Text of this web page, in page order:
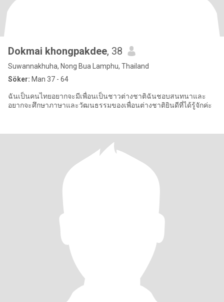
Dokmai khongpakdee, 38
Suwannakhuha, Nong Bua Lamphu, Thailand
Söker: Man 37 - 64
ฉันเป็นคนไทยอยากจะมีเพื่อนเป็นชาวต่างชาติฉันชอบสนทนาและ
อยากจะศึกษาภาษาและวัฒนธรรมของเพื่อนต่างชาติยินดีที่ได้รู้จักค่ะ